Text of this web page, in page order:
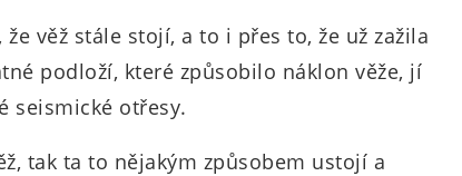
že věž stále stojí, a to i přes to, že už zažila
podloží, které způsobilo náklon věže, jí
seismické otřesy.
tak ta to nějakým způsobem ustojí a